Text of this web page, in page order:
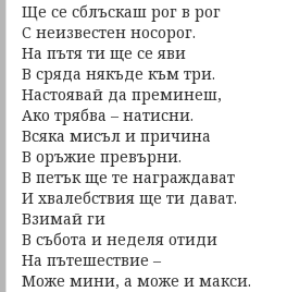
Ще се сблъскаш рог в рог
С неизвестен носорог.
На пътя ти ще се яви
В сряда някъде към три.
Настоявай да преминеш,
Ако трябва – натисни.
Всяка мисъл и причина
В оръжие превърни.
В петък ще те награждават
И хвалебствия ще ти дават.
Взимай ги
В събота и неделя отиди
На пътешествие –
Може мини, а може и макси.